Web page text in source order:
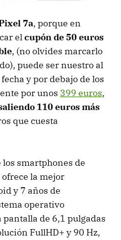
7a, porque en
elcupón de 50 euros
, (no olvides marcarlo
puede ser nuestro al
y por debajo de los
por unos 399 euros,
110 euros más
que cuesta
los smartphones de
ofrece la mejor
y 7 años de
operativo
de 6,1 pulgadas
FullHD+ y 90 Hz,